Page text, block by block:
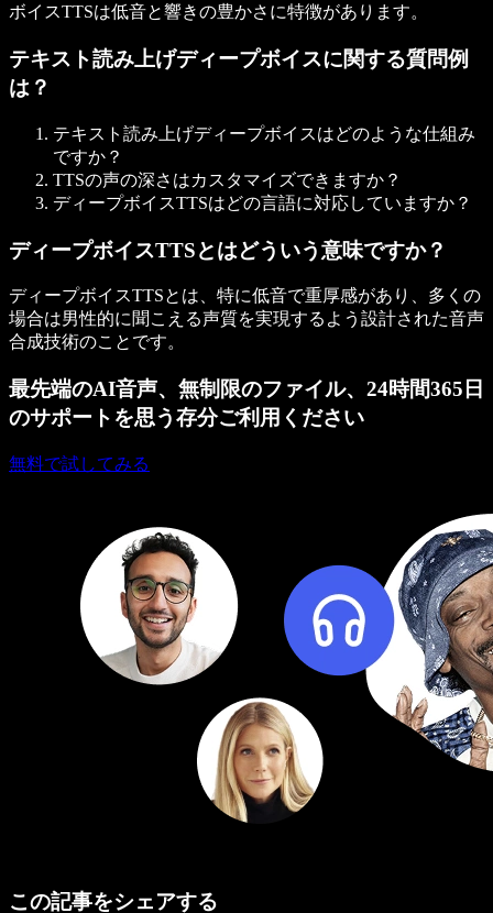
ボイスTTSは低音と響きの豊かさに特徴があります。
テキスト読み上げディープボイスに関する質問例
は？
テキスト読み上げディープボイスはどのような仕組み
ですか？
TTSの声の深さはカスタマイズできますか？
ディープボイスTTSはどの言語に対応していますか？
ディープボイスTTSとはどういう意味ですか？
ディープボイスTTSとは、特に低音で重厚感があり、多くの
場合は男性的に聞こえる声質を実現するよう設計された音声
合成技術のことです。
最先端のAI音声、無制限のファイル、24時間365日
のサポートを思う存分ご利用ください
無料で試してみる
この記事をシェアする